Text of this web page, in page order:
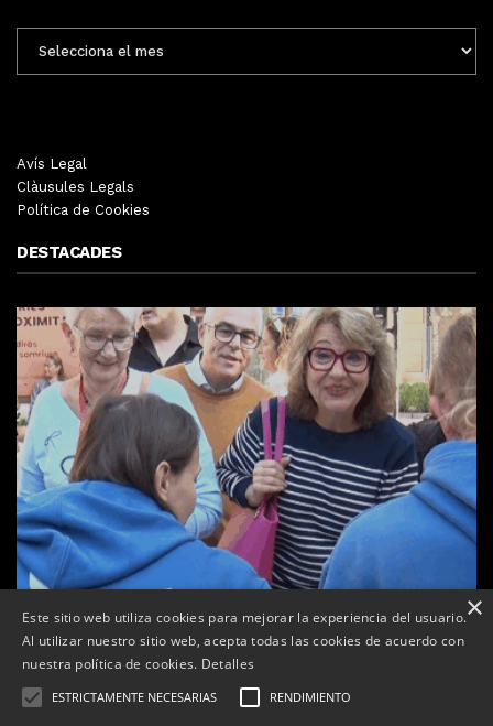
MENSUALS
Avís Legal
Clàusules Legals
Política de Cookies
DESTACADES
×
Este sitio web utiliza cookies para mejorar la experiencia del usuario.
Al utilizar nuestro sitio web, acepta todas las cookies de acuerdo con
nuestra política de cookies. Detalles
ESTRICTAMENTE NECESARIAS RENDIMIENTO